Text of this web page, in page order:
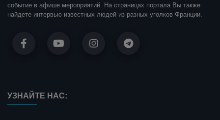
событие в афише мероприятий. На страницах портала Вы также
найдете интервью известных людей из разных уголков Франции.
УЗНАЙТЕ НАС: